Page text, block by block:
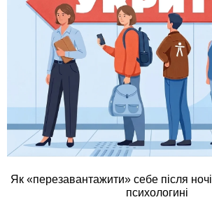
Як «перезавантажити» себе після
психологині